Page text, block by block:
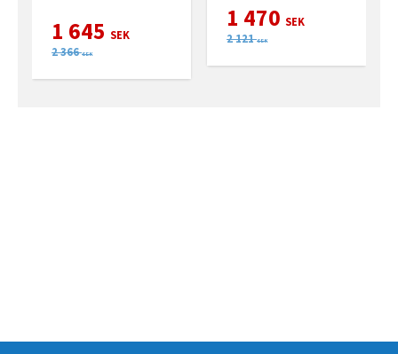
1 645 SEK
2 366 SEK
1 470 SEK
2 121 SEK